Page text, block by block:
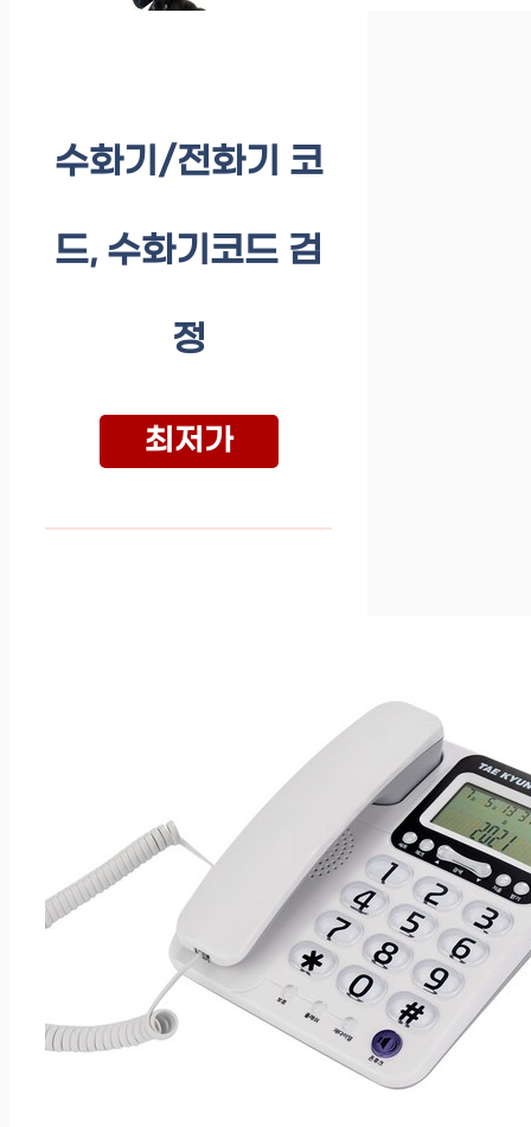
수화기/전화기 코
드, 수화기코드 검
정
최저가